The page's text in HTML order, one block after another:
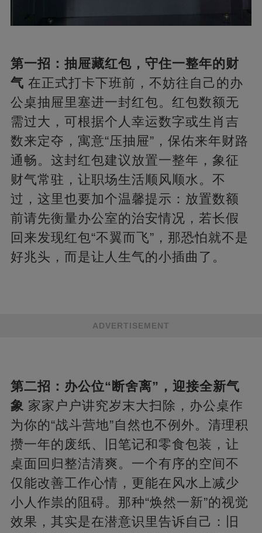
第一招：抽屉藏红包，守住一整年的财
气 在正式打卡下班前，不妨往自己的办
公桌抽屉里塞进一封红包。红包数额无
需过大，可根据个人幸运数字或生肖吉
数来定夺，寓意“压抽屉”，保佑来年财路
通畅。这封红包建议放置一整年，象征
财气常驻，让职场生活顺风顺水。不
过，这里也要加个温馨提示：放置数额
前请先衡量办公室的治安情况，若长假
回来发现红包“不翼而飞”，那恐怕就不是
好兆头，而是让人生气的小插曲了。
ADVERTISEMENT
第二招：办公位“断舍离”，迎接全新气
象 家家户户讲究岁末大扫除，办公桌作
为你的“战斗营地”自然也不例外。清理积
攒一年的废纸、旧笔记和零食包装，让
桌面回归整洁清爽。一个有序的空间不
仅能改善工作心情，更能在风水上减少
小人作祟的阻碍。那种“焕然一新”的视觉
效果，其实是在潜意识里告诉自己：旧